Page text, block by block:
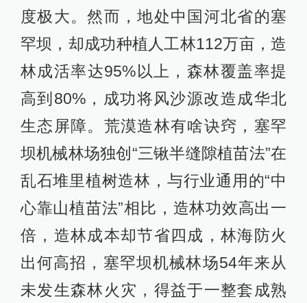
度极大。然而，地处中国河北省的塞
罕坝，却成功种植人工林112万亩，造
林成活率达95%以上，森林覆盖率提
高到80%，成功将风沙源改造成华北
生态屏障。荒漠造林有啥诀窍，塞罕
坝机械林场独创“三锹半缝隙植苗法”在
乱石堆里植树造林，与行业通用的“中
心靠山植苗法”相比，造林功效高出一
倍，造林成本却节省四成，林海防火
出何高招，塞罕坝机械林场54年来从
未发生森林火灾，得益于一整套成熟